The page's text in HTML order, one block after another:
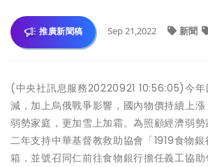
推廣新聞稿 Sep 21,2022 新聞
(中央社訊息服務20220921 10:56:05)今年
減，加上烏俄戰爭影響，國內物價持續上
弱勢家庭，更加雪上加霜。為照顧經濟弱
二年支持中華基督教救助協會「1919食物
箱，並號召同仁前往食物銀行擔任義工協助